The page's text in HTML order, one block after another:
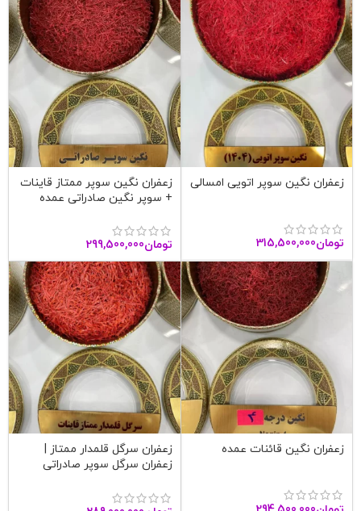
زعفران نگین سوپر اتویی امسالی
تومان315,500,000
زعفران نگین سوپر ممتاز قاینات
+ سوپر نگین صادراتی عمده
تومان299,500,000
زعفران نگین قائنات عمده
زعفران سرگل قلمدار ممتاز |
زعفران سرگل سوپر صادراتی